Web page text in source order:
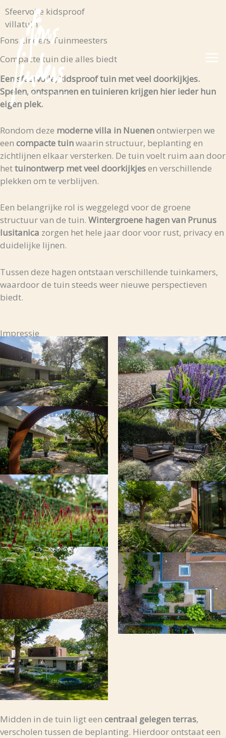
Skip
to
content
Sfeervolle kidsproof
villatuin
Fons Linders Tuinmeesters
Compacte tuin die alles biedt
Eensfeervolle,kidsprooftuin metveel doorkijkjes.
Spelen, ontspannenentuinieren krijgen hieriederhun
eigen plek.
Rondom deze modernevilla in Nuenenontwierpen we
een compactetuinwaarin structuur, beplantingen
zichtlijnen elkaarversterken. De tuin voelt ruim aan door
hettuinontwerp metveel doorkijkjesen verschillende
plekken om te verblijven.
Een belangrijke rol is weggelegd voorde groene
structuurvan de tuin. Wintergroene hagenvan Prunus
lusitanica zorgen het hele jaardoorvoor rust, privacy en
duidelijke lijnen.
Tussen deze hagen ontstaan verschillende tuinkamers,
waardoorde tuin steeds weer nieuwe perspectieven
biedt.
Impressie
Midden in de tuin ligteen centraal gelegenterras,
verscholen tussen de beplanting. Hierdoorontstaateen